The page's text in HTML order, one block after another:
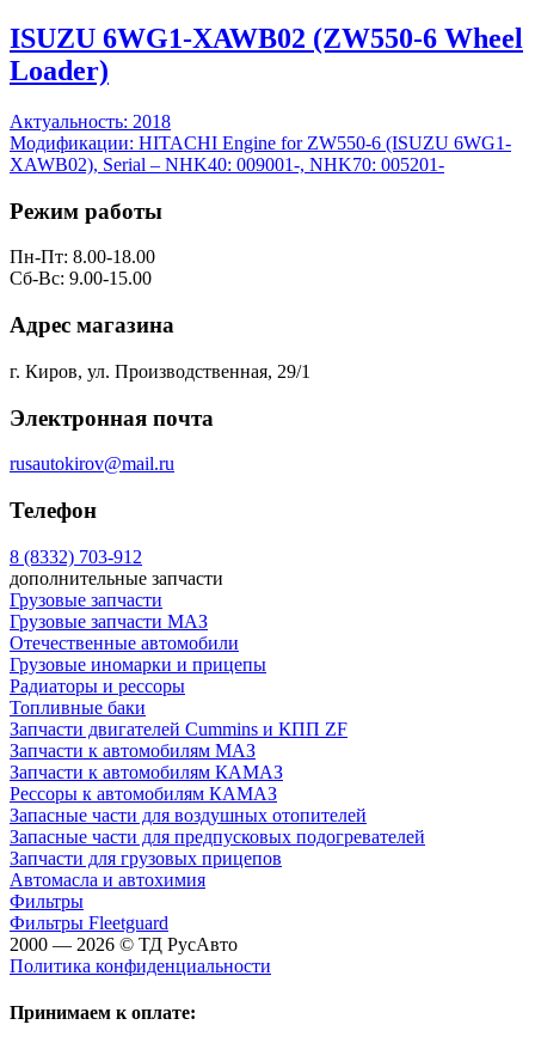
ISUZU 6WG1-XAWB02 (ZW550-6 Wheel
Loader)
Актуальность: 2018
Модификации: HITACHI Engine for ZW550-6 (ISUZU 6WG1-
XAWB02), Serial – NHK40: 009001-, NHK70: 005201-
Режим работы
Пн-Пт: 8.00-18.00
Сб-Вс: 9.00-15.00
Адрес магазина
г. Киров, ул. Производственная, 29/1
Электронная почта
rusautokirov@mail.ru
Телефон
8 (8332) 703-912
дополнительные запчасти
Грузовые запчасти
Грузовые запчасти МАЗ
Отечественные автомобили
Грузовые иномарки и прицепы
Радиаторы и рессоры
Топливные баки
Запчасти двигателей Cummins и КПП ZF
Запчасти к автомобилям МАЗ
Запчасти к автомобилям КАМАЗ
Рессоры к автомобилям КАМАЗ
Запасные части для воздушных отопителей
Запасные части для предпусковых подогревателей
Запчасти для грузовых прицепов
Автомасла и автохимия
Фильтры
Фильтры Fleetguard
2000 — 2026 © ТД РусАвто
Политика конфиденциальности
Принимаем к оплате: